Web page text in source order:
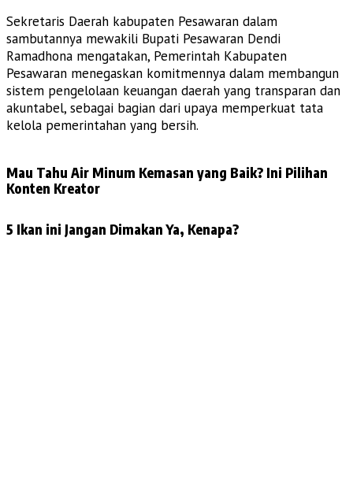
Sekretaris Daerah kabupaten Pesawaran dalam
sambutannya mewakili Bupati Pesawaran Dendi
Ramadhona mengatakan, Pemerintah Kabupaten
Pesawaran menegaskan komitmennya dalam membangun
sistem pengelolaan keuangan daerah yang transparan dan
akuntabel, sebagai bagian dari upaya memperkuat tata
kelola pemerintahan yang bersih.
Mau Tahu Air Minum Kemasan yang Baik? Ini Pilihan
Konten Kreator
5 Ikan ini Jangan Dimakan Ya, Kenapa?